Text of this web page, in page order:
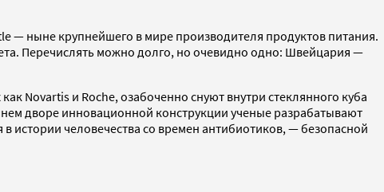
— ныне крупнейшего в мире производителя продуктов питания.
Перечислять можно долго, но очевидно одно: Швейцария —
Novartis и Roche, озабоченно снуют внутри стеклянного куба
дворе инновационной конструкции ученые разрабатывают
истории человечества со времен антибиотиков, — безопасной